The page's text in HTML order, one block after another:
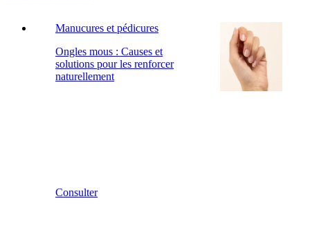
Manucures et pédicures
Ongles mous : Causes et
solutions pour les renforcer
naturellement
Consulter